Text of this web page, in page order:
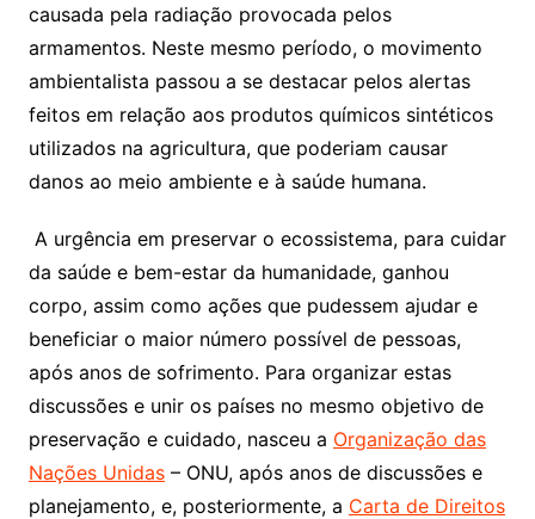
causada pela radiação provocada pelos
armamentos. Neste mesmo período, o movimento
ambientalista passou a se destacar pelos alertas
feitos em relação aos produtos químicos sintéticos
utilizados na agricultura, que poderiam causar
danos ao meio ambiente e à saúde humana.
A urgência em preservar o ecossistema, para cuidar
da saúde e bem-estar da humanidade, ganhou
corpo, assim como ações que pudessem ajudar e
beneficiar o maior número possível de pessoas,
após anos de sofrimento. Para organizar estas
discussões e unir os países no mesmo objetivo de
preservação e cuidado, nasceu a Organização das
Nações Unidas– ONU, após anos de discussões e
planejamento, e, posteriormente, a Carta de Direitos